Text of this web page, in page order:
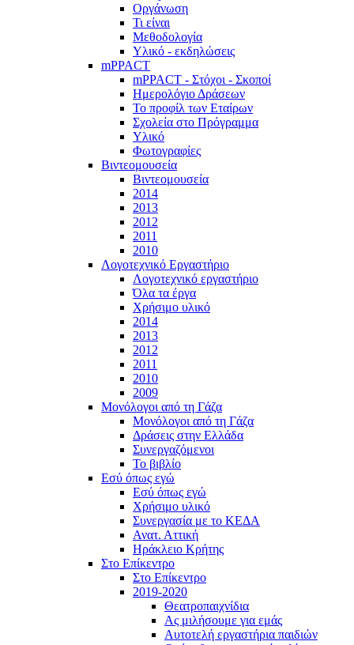
Οργάνωση
Τι είναι
Μεθοδολογία
Υλικό - εκδηλώσεις
mPPACT
mPPACT - Στόχοι - Σκοποί
Ημερολόγιο Δράσεων
Το προφίλ των Εταίρων
Σχολεία στο Πρόγραμμα
Υλικό
Φωτογραφίες
Βιντεομουσεία
Βιντεομουσεία
2014
2013
2012
2011
2010
Λογοτεχνικό Εργαστήριο
Λογοτεχνικό εργαστήριο
Όλα τα έργα
Χρήσιμο υλικό
2014
2013
2012
2011
2010
2009
Μονόλογοι από τη Γάζα
Μονόλογοι από τη Γάζα
Δράσεις στην Ελλάδα
Συνεργαζόμενοι
To βιβλίο
Εσύ όπως εγώ
Εσύ όπως εγώ
Χρήσιμο υλικό
Συνεργασία με το ΚΕΔΑ
Ανατ. Αττική
Ηράκλειο Κρήτης
Στο Επίκεντρο
Στο Επίκεντρο
2019-2020
Θεατροπαιχνίδια
Ας μιλήσουμε για εμάς
Αυτοτελή εργαστήρια παιδιών